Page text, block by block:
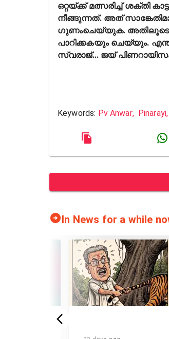
ഒറ്റയ്ക്ക് മത്സരിച്ച്
നീങ്ങുന്നത്. അത്
ഗുണംചെയ്യുക. അതിലൂടെ
പാറിക്കകയും ചെയ്യും.
സ്വരാജ്... ജയ്
Keywords: Pv Anwar, Pinarayi,
In News for a while